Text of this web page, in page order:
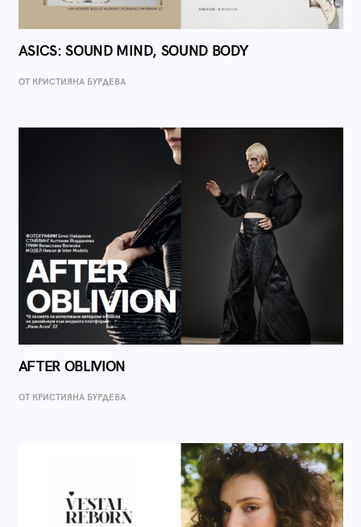
ASICS: SOUND MIND, SOUND BODY
ОТ КРИСТИЯНА БУРДЕВА
AFTER OBLIVION
ОТ КРИСТИЯНА БУРДЕВА